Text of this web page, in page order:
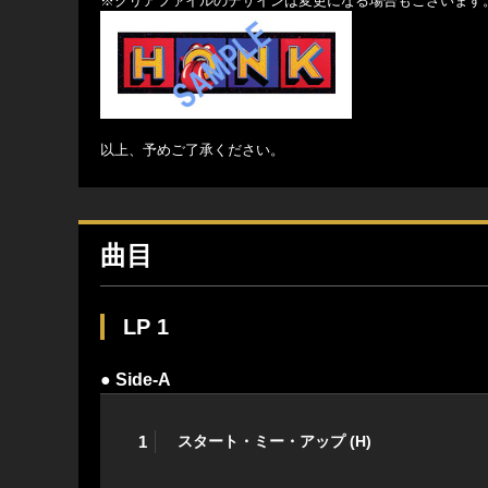
以上、予めご了承ください。
曲目
LP 1
● Side-A
1 スタート・ミー・アップ (H)